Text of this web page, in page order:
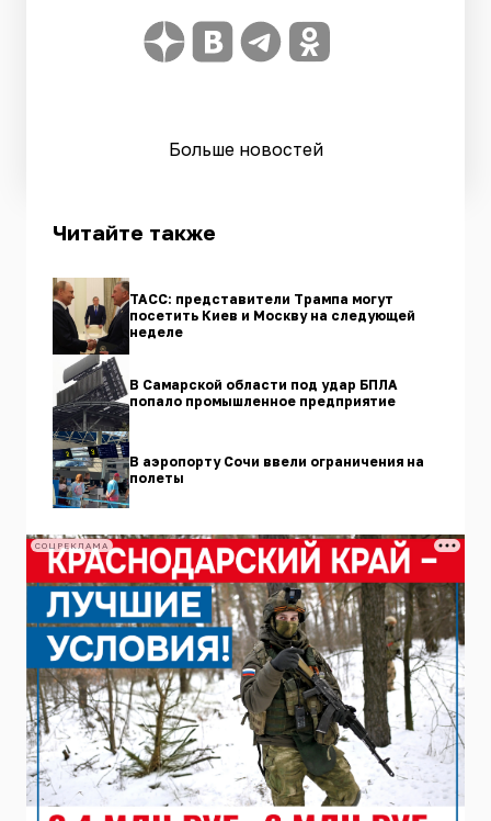
Больше новостей
Читайте также
ТАСС: представители Трампа могут
посетить Киев и Москву на следующей
неделе
В Самарской области под удар БПЛА
попало промышленное предприятие
В аэропорту Сочи ввели ограничения на
полеты
СОЦРЕКЛАМА